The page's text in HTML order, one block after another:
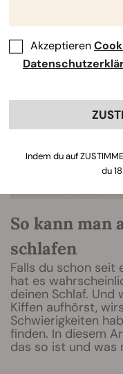
So kann man
schlafen
Falls du schon seit
hat es
deinen Schlaf.
Kiffen aufhörst,
Schwierigkeiten
finden. In diesem
das so ist und was
Akzeptieren
Indem du auf
du